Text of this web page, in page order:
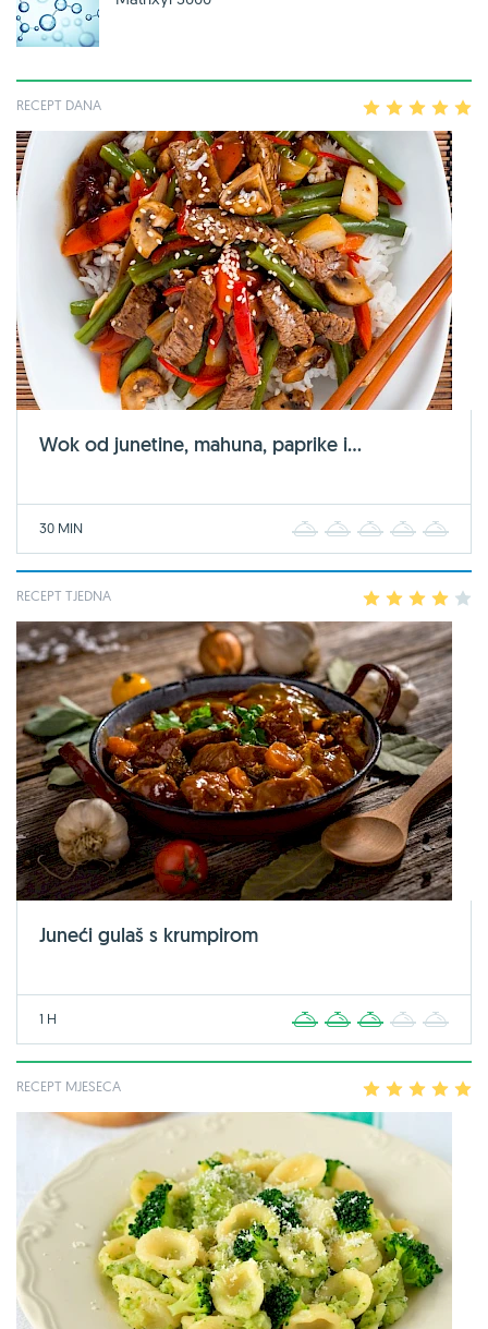
RECEPT DANA 2 3 4
Wok od junetine, mahuna, paprike i...
30 MIN 2 3 4
RECEPT TJEDNA 2 3 4
Juneći gulaš s krumpirom
1 H 2 3 4
RECEPT MJESECA 2 3 4